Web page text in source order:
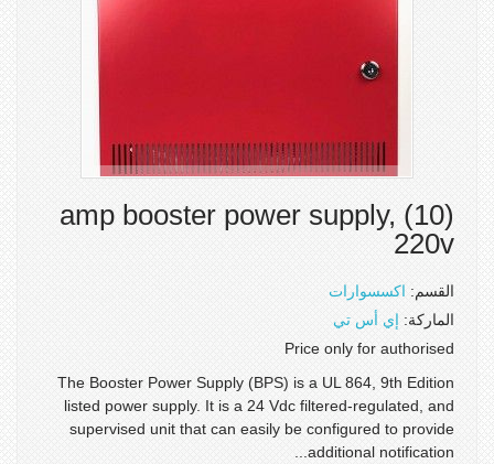
(10) amp booster power supply,
220v
القسم: اكسسوارات
الماركة: إي أس تي
Price only for authorised
The Booster Power Supply (BPS) is a UL 864, 9th Edition
listed power supply. It is a 24 Vdc filtered-regulated, and
supervised unit that can easily be configured to provide
additional notification...